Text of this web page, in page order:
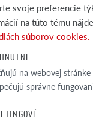
holandského
tradičný a
prestížny a
Hoci investori
budov,
svoje preferencie
na túto tému
súborov cookies.
na webovej
správne